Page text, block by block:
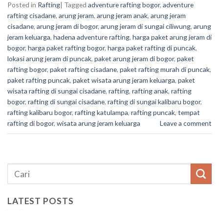
Posted in Rafting Tagged adventure rafting bogor, adventure
rafting cisadane, arung jeram, arung jeram anak, arung jeram
cisadane, arung jeram di bogor, arung jeram di sungai ciliwung, arung
jeram keluarga, hadena adventure rafting, harga paket arung jeram di
bogor, harga paket rafting bogor, harga paket rafting di puncak,
lokasi arung jeram di puncak, paket arung jeram di bogor, paket
rafting bogor, paket rafting cisadane, paket rafting murah di puncak,
paket rafting puncak, paket wisata arung jeram keluarga, paket
wisata rafting di sungai cisadane, rafting, rafting anak, rafting
bogor, rafting di sungai cisadane, rafting di sungai kalibaru bogor,
rafting kalibaru bogor, rafting katulampa, rafting puncak, tempat
rafting di bogor, wisata arung jeram keluarga Leave a comment
LATEST POSTS